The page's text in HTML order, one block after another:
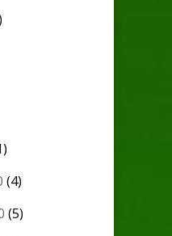
(4)
(5)